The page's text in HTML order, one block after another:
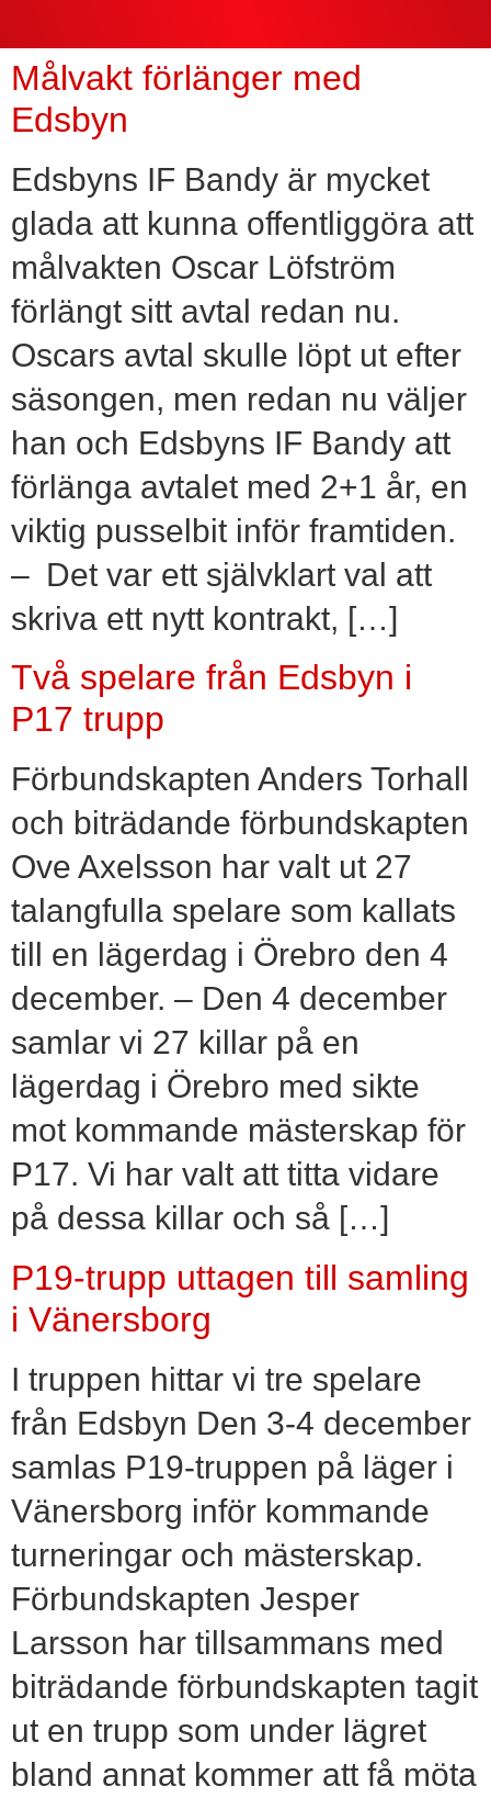
Målvakt förlänger med
Edsbyn
Edsbyns IF Bandy är mycket
glada att kunna offentliggöra att
målvakten Oscar Löfström
förlängt sitt avtal redan nu.
Oscars avtal skulle löpt ut efter
säsongen, men redan nu väljer
han och Edsbyns IF Bandy att
förlänga avtalet med 2+1 år, en
viktig pusselbit inför framtiden.
– Det var ett självklart val att
skriva ett nytt kontrakt, […]
Två spelare från Edsbyn i
P17 trupp
Förbundskapten Anders Torhall
och biträdande förbundskapten
Ove Axelsson har valt ut 27
talangfulla spelare som kallats
till en lägerdag i Örebro den 4
december. – Den 4 december
samlar vi 27 killar på en
lägerdag i Örebro med sikte
mot kommande mästerskap för
P17. Vi har valt att titta vidare
på dessa killar och så […]
P19-trupp uttagen till samling
i Vänersborg
I truppen hittar vi tre spelare
från Edsbyn Den 3-4 december
samlas P19-truppen på läger i
Vänersborg inför kommande
turneringar och mästerskap.
Förbundskapten Jesper
Larsson har tillsammans med
biträdande förbundskapten tagit
ut en trupp som under lägret
bland annat kommer att få möta